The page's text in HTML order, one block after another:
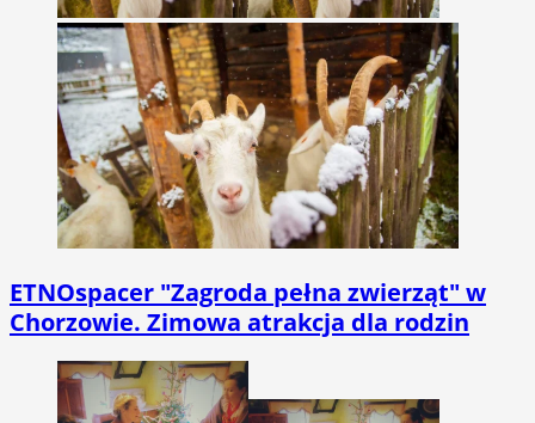
ETNOspacer "Zagroda pełna zwierząt" w
Chorzowie. Zimowa atrakcja dla rodzin